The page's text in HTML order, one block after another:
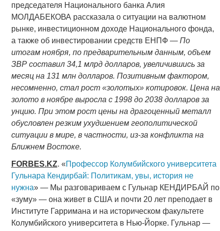
председателя Национального банка Алия
МОЛДАБЕКОВА рассказала о ситуации на валютном
рынке, инвестиционном доходе Национального фонда,
а также об инвестировании средств ЕНПФ — По
итогам ноября, по предварительным данным, объем
ЗВР составил 34,1 млрд долларов, увеличившись за
месяц на 131 млн долларов. Позитивным фактором,
несомненно, стал рост «золотых» котировок. Цена на
золото в ноябре выросла с 1998 до 2038 долларов за
унцию. При этом рост цены на драгоценный металл
обусловлен резким ухудшением геополитической
ситуации в мире, в частности, из-за конфликта на
Ближнем Востоке.
FORBES.KZ. «Профессор Колумбийского университета
Гульнара Кендирбай: Политикам, увы, история не
нужна» — Мы разговариваем с Гульнар КЕНДИРБАЙ по
«зуму» — она живет в США и почти 20 лет преподает в
Институте Гарримана и на историческом факультете
Колумбийского университета в Нью-Йоркe. Гульнар —